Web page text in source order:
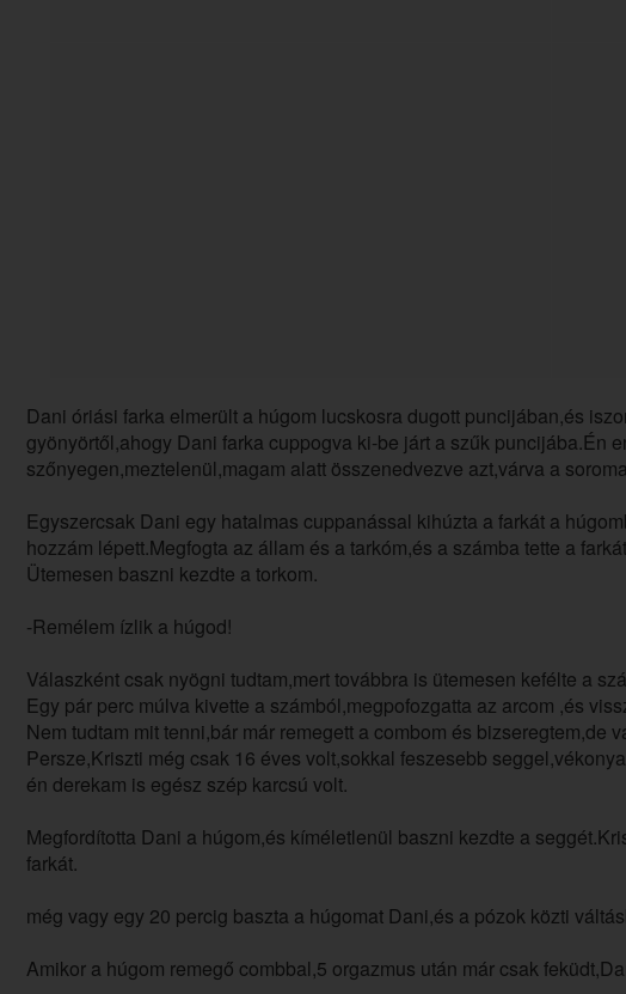
Dani óriási farka elmerült a húgom lucskosra dugott puncijában,és
gyönyörtől,ahogy Dani farka cuppogva ki-be járt a szűk puncijába.Én
szőnyegen,meztelenül,magam alatt összenedvezve azt,várva a
Egyszercsak Dani egy hatalmas cuppanással kihúzta a farkát a
hozzám lépett.Megfogta az állam és a tarkóm,és a számba tette a
Ütemesen baszni kezdte a torkom.
-Remélem ízlik a húgod!
Válaszként csak nyögni tudtam,mert továbbra is ütemesen kefélte a
Egy pár perc múlva kivette a számból,megpofozgatta az arcom ,és
Nem tudtam mit tenni,bár már remegett a combom és bizseregtem,de
Persze,Kriszti még csak 16 éves volt,sokkal feszesebb
én derekam is egész szép karcsú volt.
Megfordította Dani a húgom,és kíméletlenül baszni kezdte a
farkát.
még vagy egy 20 percig baszta a húgomat Dani,és a pózok közti
Amikor a húgom remegő combbal,5 orgazmus után már csak